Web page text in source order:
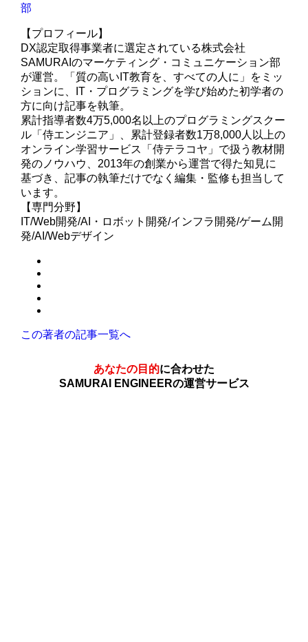
部
【プロフィール】
DX認定取得事業者に選定されている株式会社
SAMURAIのマーケティング・コミュニケーション部
が運営。「質の高いIT教育を、すべての人に」をミッ
ションに、IT・プログラミングを学び始めた初学者の
方に向け記事を執筆。
累計指導者数4万5,000名以上のプログラミングスクー
ル「侍エンジニア」、累計登録者数1万8,000人以上の
オンライン学習サービス「侍テラコヤ」で扱う教材開
発のノウハウ、2013年の創業から運営で得た知見に
基づき、記事の執筆だけでなく編集・監修も担当して
います。
【専門分野】
IT/Web開発/AI・ロボット開発/インフラ開発/ゲーム開
発/AI/Webデザイン
この著者の記事一覧へ
あなたの目的に合わせた
SAMURAI ENGINEERの運営サービス